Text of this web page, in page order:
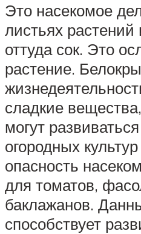
Это насекомое
листьях
оттуда сок. Это
растение.
сладкие
могут
огородных
опасность
для томатов,
баклажанов.
способствует